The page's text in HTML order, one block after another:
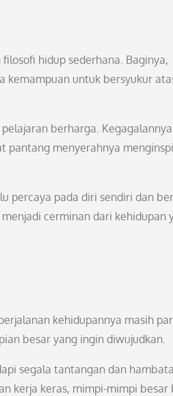
hidup sederhana. Baginya,
kemampuan untuk bersyukur
berharga.
pantang menyerahnya
percaya pada diri sendiri dan
cerminan dari kehidupan
kehidupannya masih
besar yang ingin diwujudkan.
segala tantangan dan
kerja keras, mimpi-mimpi besar